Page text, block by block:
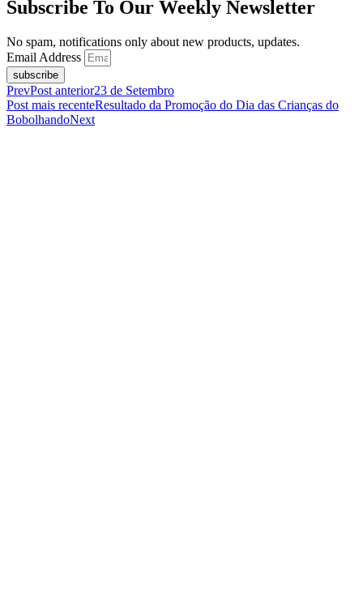
Subscribe To Our Weekly Newsletter
No spam, notifications only about new products, updates.
Email Address
subscribe
PrevPost anterior23 de Setembro
Post mais recenteResultado da Promoção do Dia das Crianças do
BobolhandoNext